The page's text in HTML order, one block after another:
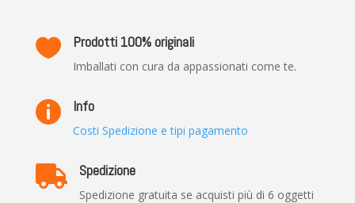
 Prodotti 100% originali
Imballati con cura da appassionati come te.
 Info
Costi Spedizione e tipi pagamento
 Spedizione
Spedizione gratuita se acquisti più di 6 oggetti